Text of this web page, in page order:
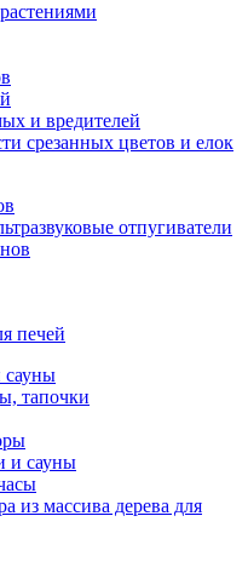
и вредителей
срезанных цветов и елок
отпугиватели
печей
сауны
тапочки
и сауны
из массива дерева для